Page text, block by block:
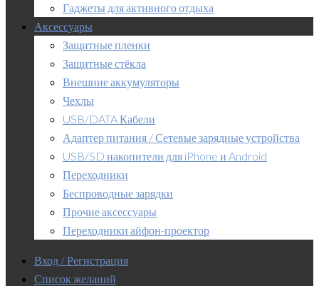
Гаджеты для активного отдыха
Аксессуары
Защитные пленки
Защитные стёкла
Внешние аккумуляторы
Чехлы
USB/DATA Кабели
Адаптер питания / Сетевые зарядные устройства
USB/SD накопители для iPhone и Android
Переходники
Беспроводные зарядки
Прочие аксессуары
Переходники айфон-проектор
Вход / Регистрация
Список желаний